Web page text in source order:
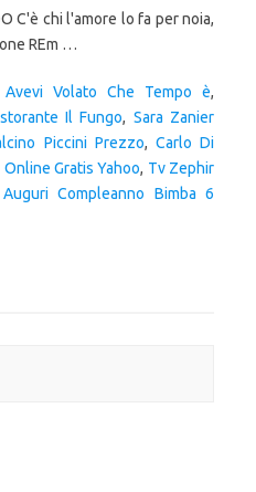
Avevi Volato Che Tempo è,
Il Fungo, Sara Zanier
Piccini Prezzo, Carlo Di
Gratis Yahoo, Tv Zephir
Compleanno Bimba 6